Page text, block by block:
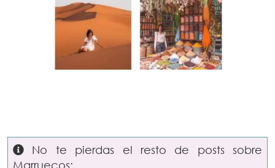
No te pierdas el resto de posts sobre
Marruecos: